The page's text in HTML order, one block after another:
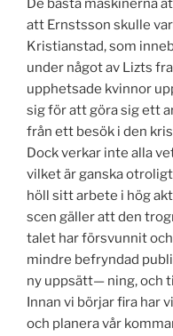
De bästa maskinerna
att Ernstsson skulle
Kristianstad, som
under något av Lizts
upphetsade kvinnor
sig för att göra sig ett
från ett besök i den
Dock verkar inte alla
vilket är ganska
höll sitt arbete i hög
scen gäller att den
talet har försvunnit
mindre befryndad
ny uppsätt— ning, och
Innan vi börjar fira har
och planera vår